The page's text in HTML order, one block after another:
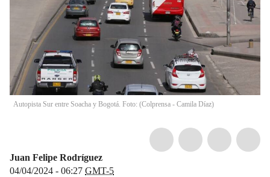
Autopista Sur entre Soacha y Bogotá. Foto: (Colprensa - Camila Díaz)
Juan Felipe Rodríguez
04/04/2024 - 06:27 GMT-5